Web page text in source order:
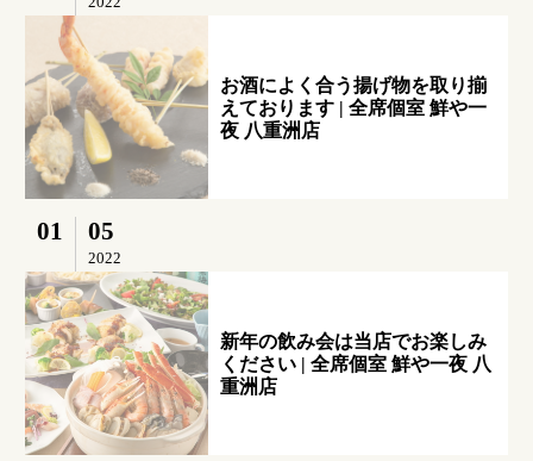
お酒によく合う揚げ物を取り揃
えております | 全席個室 鮮や一
夜 八重洲店
01 05
2022
新年の飲み会は当店でお楽しみ
ください | 全席個室 鮮や一夜 八
重洲店